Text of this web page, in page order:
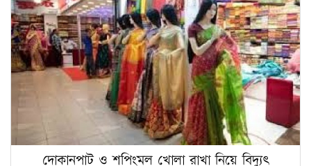
দোকানপাট ও শপিংমল খোলা রাখা নিয়ে বিদ্যুৎ